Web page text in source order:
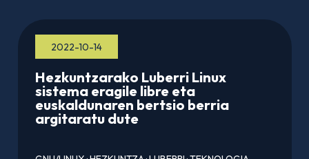
2022-10-14
Hezkuntzarako Luberri Linux
sistema eragile libre eta
euskaldunaren bertsio berria
argitaratu dute